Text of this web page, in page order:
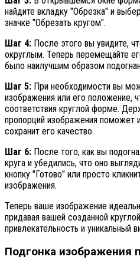
найдите вкладку "Обрезка" и
значке "Обрезать кругом".
Шаг 4: После этого вы увидите,
округлым. Теперь перемещайте
было наилучшим образом
Шаг 5: При необходимости вы
изображения или его положение,
соответствия круглой форме.
пропорций изображения поможет
сохранит его качество.
Шаг 6: После того, как вы
круга и убедились, что оно
кнопку "Готово" или просто
изображения.
Теперь ваше изображение
придавая вашей созданной
привлекательность и уникальный
Подгонка изображения